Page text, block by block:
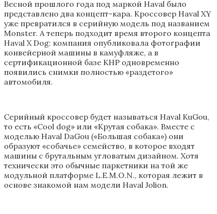
Весной прошлого года под маркой Haval было
представлено два концепт-кара. Кроссовер Haval XY
уже превратился в серийную модель под названием
Monster. А теперь подходит время второго концепта
Haval X Dog: компания опубликовала фотографии
конвейерной машины в камуфляже, а в
сертификационной базе КНР одновременно
появились снимки полностью «раздетого»
автомобиля.
Серийный кроссовер будет называться Haval KuGou,
то есть «Cool dog» или «Крутая собака». Вместе с
моделью Haval DaGou («Большая собака») они
образуют «собачье» семейство, в которое входят
машины с брутальным угловатым дизайном. Хотя
технически это обычные паркетники на той же
модульной платформе L.E.M.O.N., которая лежит в
основе знакомой нам модели Haval Jolion.